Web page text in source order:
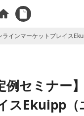
インマーケットプレイス
例セミナー
スEkuipp（